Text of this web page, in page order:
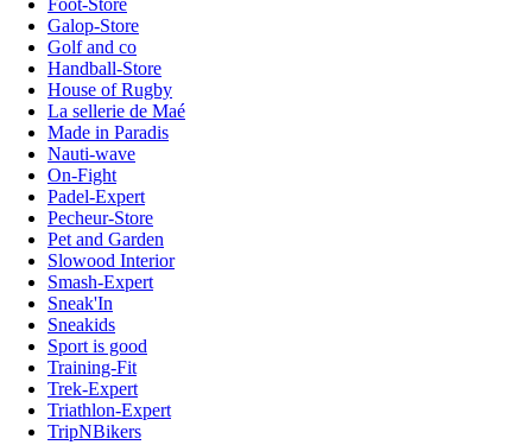
Galop-Store
Golf and co
Handball-Store
House of Rugby
La sellerie de Maé
Made in Paradis
Nauti-wave
On-Fight
Padel-Expert
Pecheur-Store
Pet and Garden
Slowood Interior
Smash-Expert
Sneak'In
Sneakids
Sport is good
Training-Fit
Trek-Expert
Triathlon-Expert
TripNBikers